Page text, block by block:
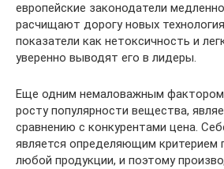
европейские законодатели
расчищают дорогу новых
показатели как нетоксичность и
уверенно выводят его в лидеры.
Еще одним немаловажным
росту популярности вещества,
сравнению с конкурентами цена.
является определяющим критерием
любой продукции, и поэтому